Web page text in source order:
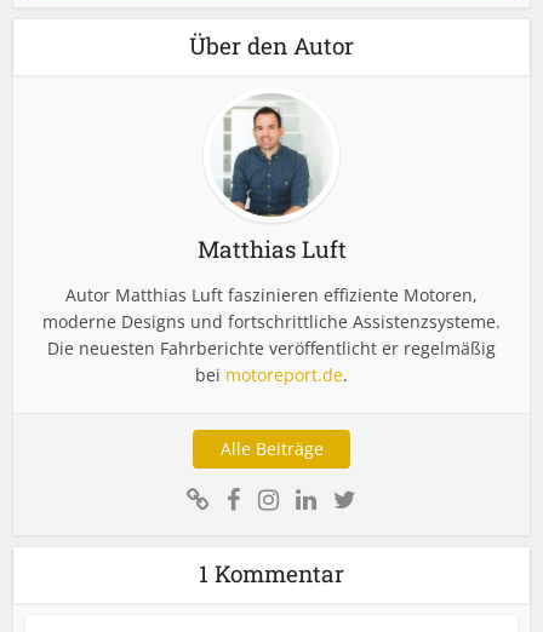
Über den Autor
Matthias Luft
Autor Matthias Luft faszinieren effiziente Motoren,
moderne Designs und fortschrittliche Assistenzsysteme.
Die neuesten Fahrberichte veröffentlicht er regelmäßig
bei motoreport.de.
Alle Beiträge
1 Kommentar